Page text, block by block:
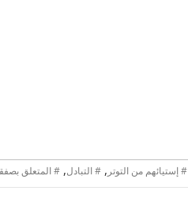
# إستيائهم من التوتر , # التبادل, # المتعلق